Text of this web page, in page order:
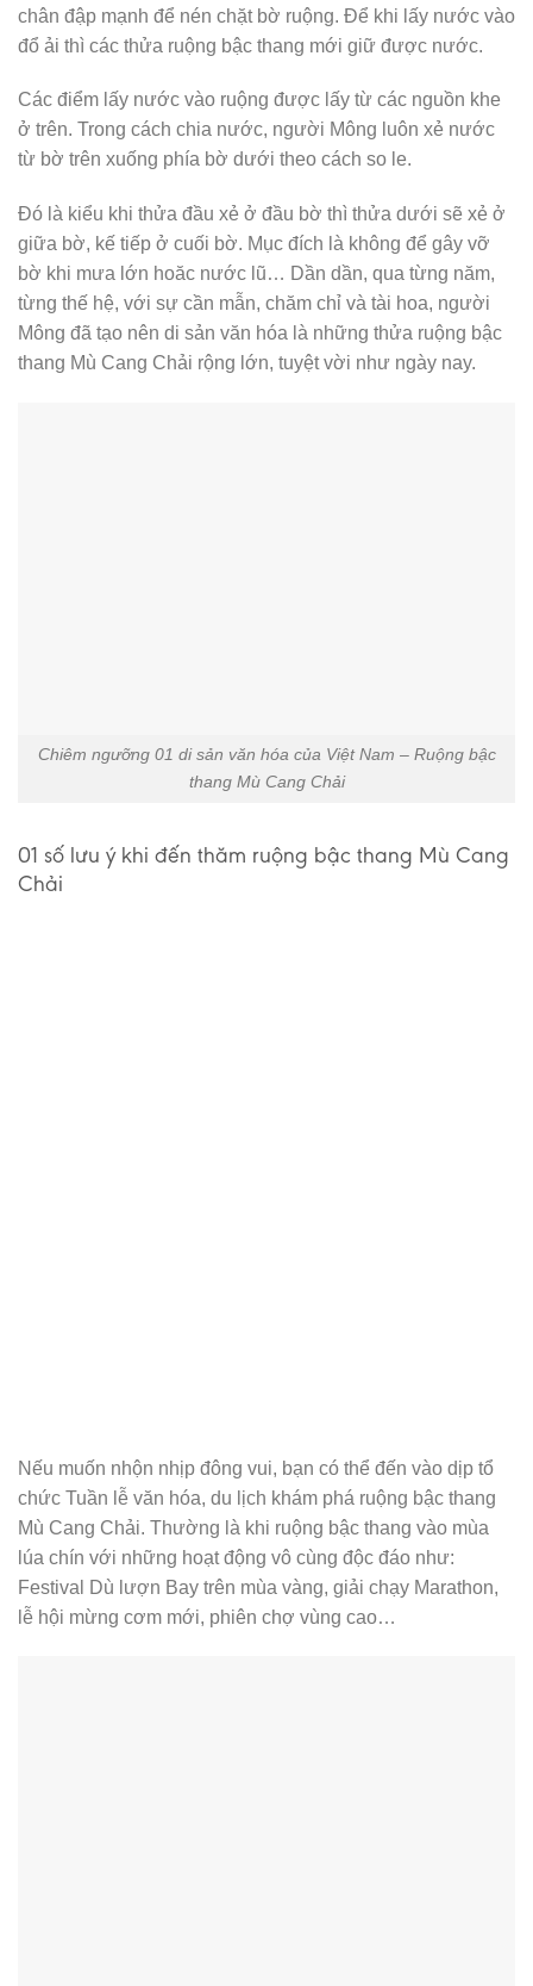
chân đập mạnh để nén chặt bờ ruộng. Để khi lấy nước vào
đổ ải thì các thửa ruộng bậc thang mới giữ được nước.
Các điểm lấy nước vào ruộng được lấy từ các nguồn khe
ở trên. Trong cách chia nước, người Mông luôn xẻ nước
từ bờ trên xuống phía bờ dưới theo cách so le.
Đó là kiểu khi thửa đầu xẻ ở đầu bờ thì thửa dưới sẽ xẻ ở
giữa bờ, kế tiếp ở cuối bờ. Mục đích là không để gây vỡ
bờ khi mưa lớn hoăc nước lũ… Dần dần, qua từng năm,
từng thế hệ, với sự cần mẫn, chăm chỉ và tài hoa, người
Mông đã tạo nên di sản văn hóa là những thửa ruộng bậc
thang Mù Cang Chải rộng lớn, tuyệt vời như ngày nay.
Chiêm ngưỡng 01 di sản văn hóa của Việt Nam – Ruộng bậc
thang Mù Cang Chải
01 số lưu ý khi đến thăm ruộng bậc thang Mù Cang
Chải
Nếu muốn nhộn nhịp đông vui, bạn có thể đến vào dịp tổ
chức Tuần lễ văn hóa, du lịch khám phá ruộng bậc thang
Mù Cang Chải. Thường là khi ruộng bậc thang vào mùa
lúa chín với những hoạt động vô cùng độc đáo như:
Festival Dù lượn Bay trên mùa vàng, giải chạy Marathon,
lễ hội mừng cơm mới, phiên chợ vùng cao…